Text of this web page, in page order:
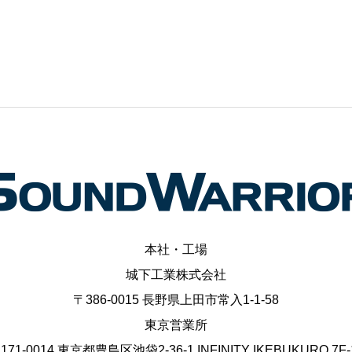
本社・工場
城下工業株式会社
〒386-0015 長野県上田市常入1-1-58
東京営業所